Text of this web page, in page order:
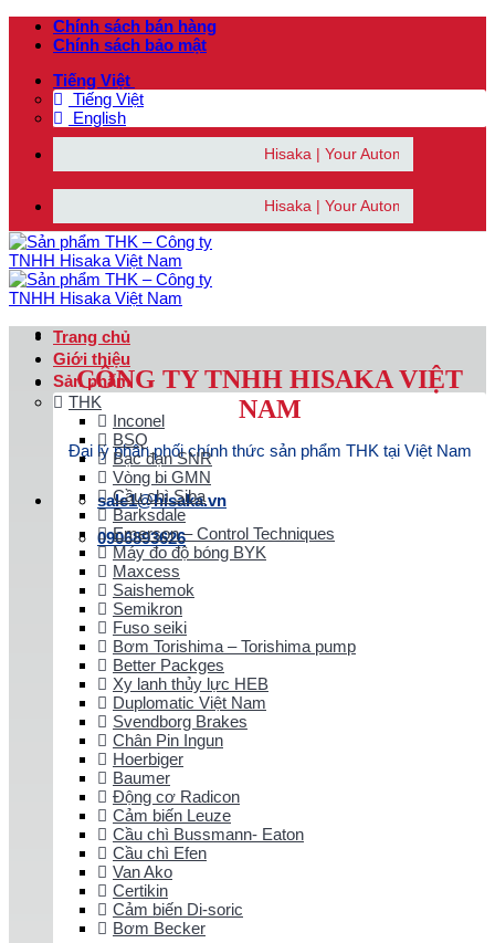
dung
Chính sách bán hàng
Chính sách bảo mật
Tiếng Việt
Tiếng Việt
English
Hisaka | Your Automation Solutions
Hisaka | Your Automation Solutions
CÔNG TY TNHH HISAKA VIỆT
NAM
Đại lý phân phối chính thức sản phẩm THK tại Việt Nam
sale1@hisaka.vn
0906893626
Trang chủ
Giới thiệu
Sản phẩm
THK
Inconel
BSQ
Bạc đạn SNR
Vòng bi GMN
Cầu chì Siba
Barksdale
Emerson – Control Techniques
Máy đo độ bóng BYK
Maxcess
Saishemok
Semikron
Fuso seiki
Bơm Torishima – Torishima pump
Better Packges
Xy lanh thủy lực HEB
Duplomatic Việt Nam
Svendborg Brakes
Chân Pin Ingun
Hoerbiger
Baumer
Động cơ Radicon
Cảm biến Leuze
Cầu chì Bussmann- Eaton
Cầu chì Efen
Van Ako
Certikin
Cảm biến Di-soric
Bơm Becker